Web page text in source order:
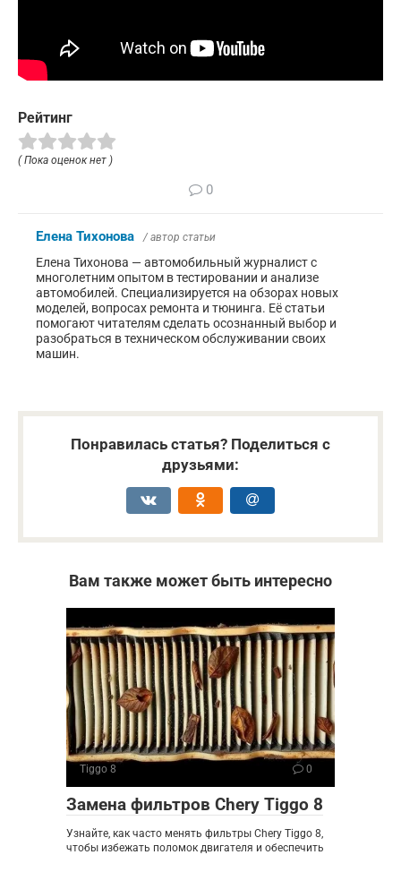
Рейтинг
( Пока оценок нет )
0
Елена Тихонова / автор статьи
Елена Тихонова — автомобильный журналист с
многолетним опытом в тестировании и анализе
автомобилей. Специализируется на обзорах новых
моделей, вопросах ремонта и тюнинга. Её статьи
помогают читателям сделать осознанный выбор и
разобраться в техническом обслуживании своих
машин.
Понравилась статья? Поделиться с
друзьями:
Вам также может быть интересно
Tiggo 8 0
Замена фильтров Chery Tiggo 8
Узнайте, как часто менять фильтры Chery Tiggo 8,
чтобы избежать поломок двигателя и обеспечить